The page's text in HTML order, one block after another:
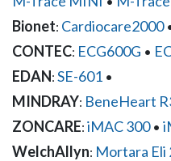
Bionet: Cardiocare2000
CONTEC: ECG600G •
EDAN: SE-601 •
MINDRAY: BeneHeart
ZONCARE: iMAC 300•
WelchAllyn: Mortara Eli